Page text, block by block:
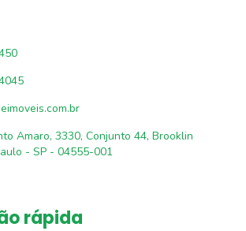
Amaro, 3330, Conjunto 44, Brooklin
- SP - 04555-001
rápida